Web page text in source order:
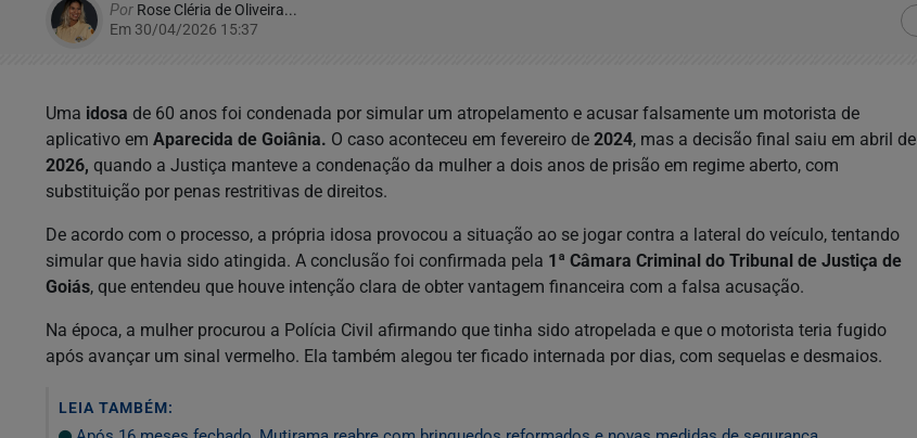
Por Rose Cléria de Oliveira...
Em 30/04/2026 15:37
Uma idosa de 60 anos foi condenada por simular um atropelamento e acusar falsamente um motorista de
aplicativo em Aparecida de Goiânia. O caso aconteceu em fevereiro de 2024, mas a decisão final saiu em abril de
2026, quando a Justiça manteve a condenação da mulher a dois anos de prisão em regime aberto, com
substituição por penas restritivas de direitos.
De acordo com o processo, a própria idosa provocou a situação ao se jogar contra a lateral do veículo, tentando
simular que havia sido atingida. A conclusão foi confirmada pela 1ª Câmara Criminal do Tribunal de Justiça de
Goiás, que entendeu que houve intenção clara de obter vantagem financeira com a falsa acusação.
Na época, a mulher procurou a Polícia Civil afirmando que tinha sido atropelada e que o motorista teria fugido
após avançar um sinal vermelho. Ela também alegou ter ficado internada por dias, com sequelas e desmaios.
LEIA TAMBÉM: